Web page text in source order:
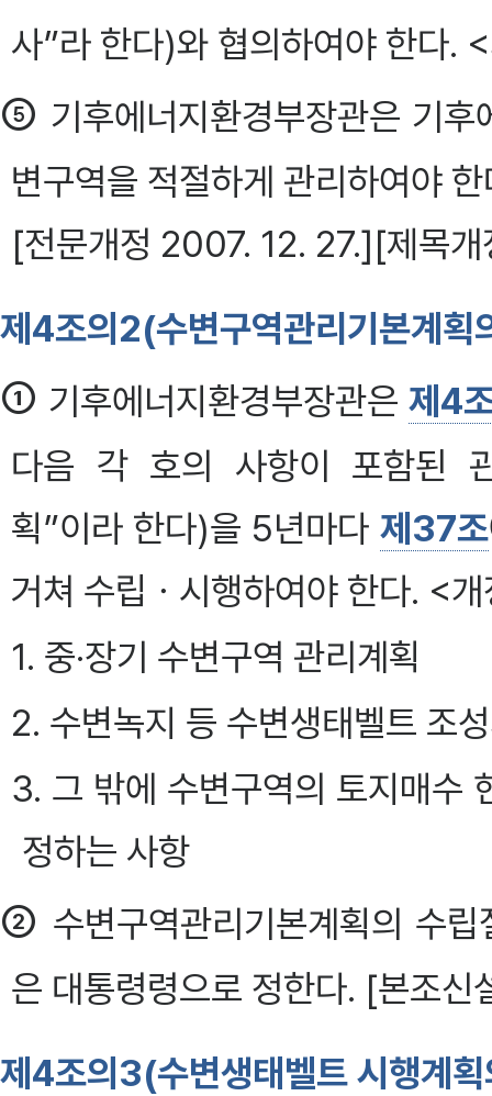
사”라 한다)와 협의하여야 한다.
⑤ 기후에너지환경부장관은 기
변구역을 적절하게 관리하여야
[전문개정 2007. 12. 27.][제목
제4조의2(수변구역관리기본계획
① 기후에너지환경부장관은 제4
다음 각 호의 사항이 포함된 관
획”이라 한다)을 5년마다 제37조
거쳐 수립ㆍ시행하여야 한다. <
1. 중·장기 수변구역 관리계획
2. 수변녹지 등 수변생태벨트 조
3. 그 밖에 수변구역의 토지매수
정하는 사항
② 수변구역관리기본계획의 수
은 대통령령으로 정한다. [본조신
제4조의3(수변생태벨트 시행계